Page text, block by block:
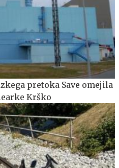
pretoka Save omejila
Krško